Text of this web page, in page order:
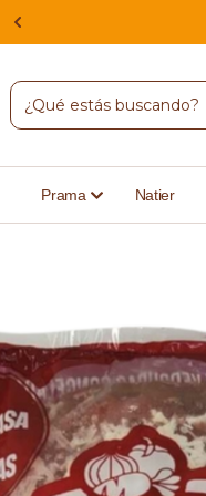
Prama Natier